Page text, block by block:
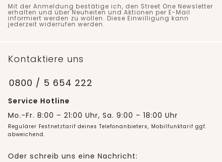
Mit der Anmeldung bestätige ich, den Street One Newsletter
erhalten und über Neuheiten und Aktionen per E-Mail
informiert werden zu wollen. Diese Einwilligung kann
jederzeit widerrufen werden.
Kontaktiere uns
0800 / 5 654 222
Service Hotline
Mo.-Fr. 8:00 – 21:00 Uhr, Sa. 9:00 – 18:00 Uhr
Regulärer Festnetztarif deines Telefonanbieters, Mobilfunktarif ggf.
abweichend.
Oder schreib uns eine Nachricht: